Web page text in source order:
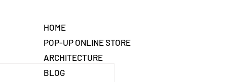
HOME
POP-UP ONLINE STORE
ARCHITECTURE
BLOG